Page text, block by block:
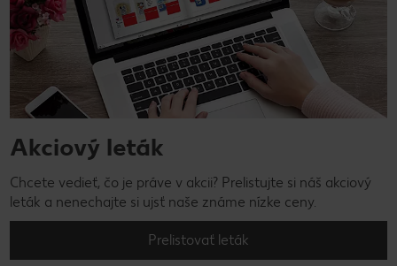
Akciový leták
Chcete vedieť, čo je práve v akcii? Prelistujte si náš akciový
leták a nenechajte si ujsť naše známe nízke ceny.
Prelistovať leták